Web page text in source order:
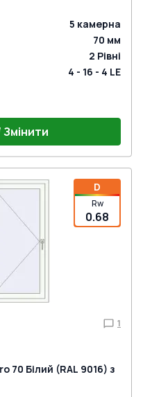
5 камерна
70 мм
2 Рівні
4 - 16 - 4 LE
D
Rw
0.68
1
70 Білий (RAL 9016) з